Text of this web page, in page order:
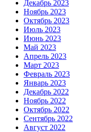
Декабрь 2023
Ноябрь 2023
Октябрь 2023
Июль 2023
Июнь 2023
Май 2023
Апрель 2023
Март 2023
Февраль 2023
Январь 2023
Декабрь 2022
Ноябрь 2022
Октябрь 2022
Сентябрь 2022
Август 2022